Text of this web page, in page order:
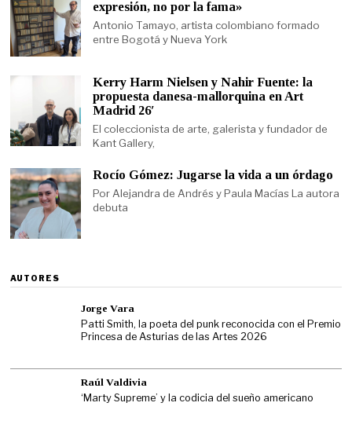
expresión, no por la fama»
Antonio Tamayo, artista colombiano formado
entre Bogotá y Nueva York
Kerry Harm Nielsen y Nahir Fuente: la
propuesta danesa-mallorquina en Art
Madrid 26′
El coleccionista de arte, galerista y fundador de
Kant Gallery,
Rocío Gómez: Jugarse la vida a un órdago
Por Alejandra de Andrés y Paula Macías La autora
debuta
AUTORES
Jorge Vara
Patti Smith, la poeta del punk reconocida con el Premio
Princesa de Asturias de las Artes 2026
Raúl Valdivia
‘Marty Supreme’ y la codicia del sueño americano